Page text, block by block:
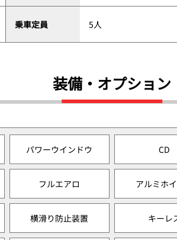
乗車定員 5人
装備・オプション
パワーウインドウ CD
フルエアロ アルミホ
横滑り防止装置 キーレ